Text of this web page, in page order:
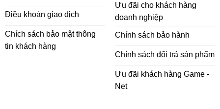
Điều khoản giao dịch
Chích sách bảo mật thông
tin khách hàng
Ưu đãi cho khách hàng
doanh nghiệp
Chính sách bảo hành
Chính sách đổi trả sản phẩm
Ưu đãi khách hàng Game -
Net